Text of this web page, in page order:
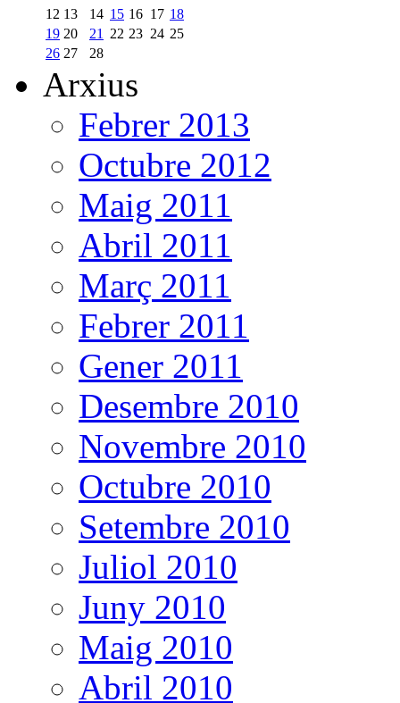
12 13 14 15 16 17 18
19 20 21 22 23 24 25
26 27 28
Arxius
Febrer 2013
Octubre 2012
Maig 2011
Abril 2011
Març 2011
Febrer 2011
Gener 2011
Desembre 2010
Novembre 2010
Octubre 2010
Setembre 2010
Juliol 2010
Juny 2010
Maig 2010
Abril 2010